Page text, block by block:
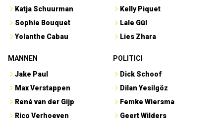
Katja Schuurman
Sophie Bouquet
Yolanthe Cabau
Kelly Piquet
Lale Gül
Lies Zhara
MANNEN
Jake Paul
Max Verstappen
René van der Gijp
Rico Verhoeven
POLITICI
Dick Schoof
Dilan Yesilgöz
Femke Wiersma
Geert Wilders